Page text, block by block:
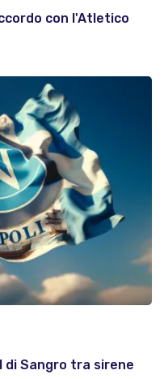
con l'Atletico
di Sangro tra sirene